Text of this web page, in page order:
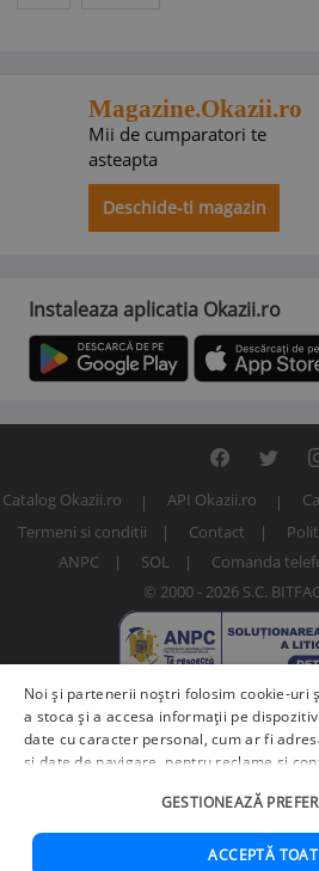
Magazine.Okazii.ro
Mii de cumparatori te
asteapta
Deschide-ti magazin
Instaleaza aplicatia Okazii.ro
Catalog Okazii.ro API Okazii.ro
Termeni si conditii
Contact
ANPC
SOL
Comanda
© 2000 - 2026 S.C.
Numar articol:
Noi și partenerii noștri folosim cookie-uri
a stoca și a accesa informații pe
date cu caracter personal, cum ar fi
și date de navigare, pentru reclame și
îmbunătățirea serviciilor.Furnizori terți
prelucra datele dvs. în aceste și alte
precise de geolocalizare și caracteristici
GESTIONEAZĂ
ACCEPTĂ